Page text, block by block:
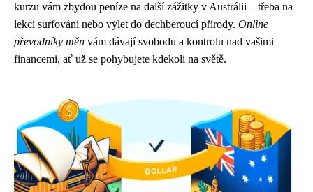
kurzu vám zbydou peníze na další zážitky v Austrálii – třeba na
lekci surfování nebo výlet do dechberoucí přírody. Online
převodníky měn vám dávají svobodu a kontrolu nad vašimi
financemi, ať už se pohybujete kdekoli na světě.